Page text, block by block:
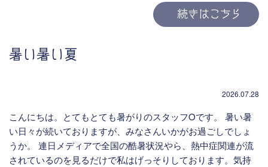
続きはこちら
暑い暑い夏
2026.07.28
こんにちは。とてもとても暑がりのスタッフOです。 暑い暑
い日々が続いておりますが、みなさんいかがお過ごしでしょ
うか。 連日メディアで全国の酷暑状況やら、熱中症関連が流
されているのを見るだけで私はげっそりしております。気持